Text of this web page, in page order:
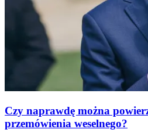
Czy naprawdę można
przemówienia weselnego?